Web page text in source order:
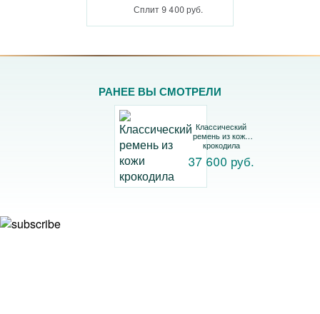
Сплит 9 400 руб.
РАНЕЕ ВЫ СМОТРЕЛИ
Классический
ремень из кожи
крокодила
37 600 руб.